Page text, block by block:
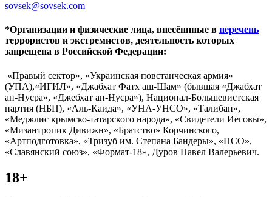
sovsek@sovsek.com
*Организации и физические лица, внесённные в перечень
террористов и экстремистов, деятельность которых
запрещена в Российской Федерации:
«Правый сектор», «Украинская повстанческая армия»
(УПА),«ИГИЛ», «Джабхат Фатх аш-Шам» (бывшая «Джабхат
ан-Нусра», «Джебхат ан-Нусра»), Национал-Большевистская
партия (НБП), «Аль-Каида», «УНА-УНСО», «Талибан»,
«Меджлис крымско-татарского народа», «Свидетели Иеговы»,
«Мизантропик Дивижн», «Братство» Корчинского,
«Артподготовка», «Тризуб им. Степана Бандеры», «НСО»,
«Славянский союз», «Формат-18», Дуров Павел Валерьевич.
18+